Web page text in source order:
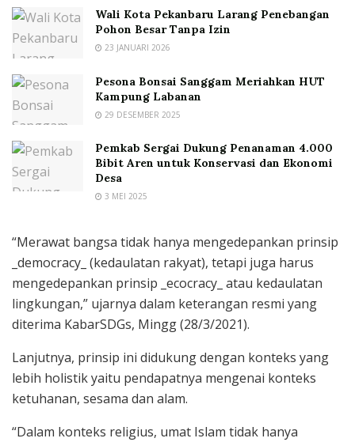
Wali Kota Pekanbaru Larang Penebangan
Pohon Besar Tanpa Izin
23 JANUARI 2026
Pesona Bonsai Sanggam Meriahkan HUT
Kampung Labanan
29 DESEMBER 2025
Pemkab Sergai Dukung Penanaman 4.000
Bibit Aren untuk Konservasi dan Ekonomi
Desa
3 MEI 2025
“Merawat bangsa tidak hanya mengedepankan prinsip
_democracy_ (kedaulatan rakyat), tetapi juga harus
mengedepankan prinsip _ecocracy_ atau kedaulatan
lingkungan,” ujarnya dalam keterangan resmi yang
diterima KabarSDGs, Mingg (28/3/2021).
Lanjutnya, prinsip ini didukung dengan konteks yang
lebih holistik yaitu pendapatnya mengenai konteks
ketuhanan, sesama dan alam.
“Dalam konteks religius, umat Islam tidak hanya